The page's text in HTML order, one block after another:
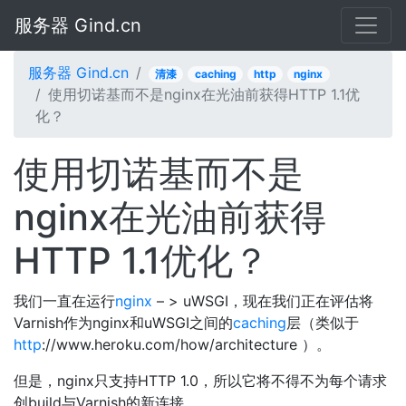
服务器 Gind.cn
服务器 Gind.cn 清漆 caching http nginx
使用切诺基而不是nginx在光油前获得HTTP 1.1优
化？
使用切诺基而不是
nginx在光油前获得
HTTP 1.1优化？
我们一直在运行nginx – > uWSGI，现在我们正在评估将
Varnish作为nginx和uWSGI之间的caching层（类似于
http://www.heroku.com/how/architecture ）。
但是，nginx只支持HTTP 1.0，所以它将不得不为每个请求
创build与Varnish的新连接。